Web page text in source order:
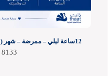
12ساعة ليلي – ممرضة – شهر (30 يوم) – من الجنسية الإفريقية
8133